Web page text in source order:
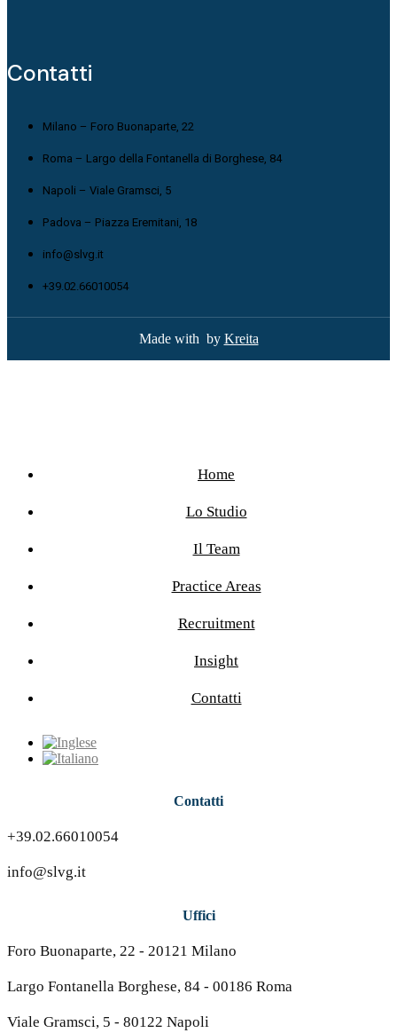
Contatti
Milano – Foro Buonaparte, 22
Roma – Largo della Fontanella di Borghese, 84
Napoli – Viale Gramsci, 5
Padova – Piazza Eremitani, 18
info@slvg.it
+39.02.66010054
Made with by Kreita
Home
Lo Studio
Il Team
Practice Areas
Recruitment
Insight
Contatti
Contatti
+39.02.66010054
info@slvg.it
Uffici
Foro Buonaparte, 22 - 20121 Milano
Largo Fontanella Borghese, 84 - 00186 Roma
Viale Gramsci, 5 - 80122 Napoli